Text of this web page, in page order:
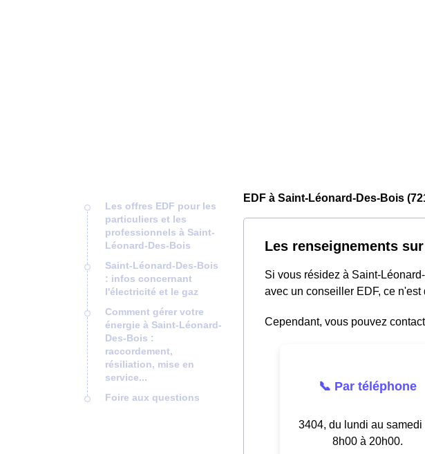
Les offres EDF pour les
particuliers et les
professionnels à Saint-
Léonard-Des-Bois
Saint-Léonard-Des-Bois
: infos concernant
l'électricité et le gaz
Comment gérer votre
énergie à Saint-Léonard-
Des-Bois :
raccordement,
résiliation, mise en
service...
Foire aux questions
EDF à Saint-Léonard-Des-Bois
Les renseignements
Si vous résidez à Saint-
avec un conseiller EDF, ce
Cependant, vous pouvez
📞 Par téléphone
3404, du lundi au samedi
8h00 à 20h00.